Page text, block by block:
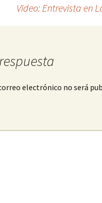
Video: Entrevista en
electrónico no será